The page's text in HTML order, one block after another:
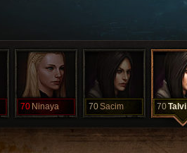
70 Ninaya 70Sacim 70Talvi